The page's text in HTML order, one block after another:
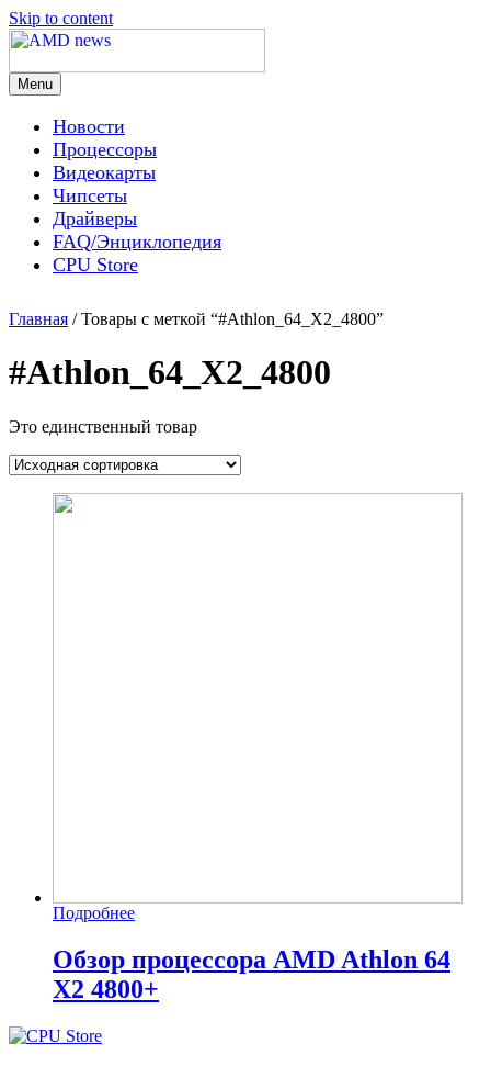
Skip to content
AMD news
Menu
Новости
Процессоры
Видеокарты
Чипсеты
Драйверы
FAQ/Энциклопедия
CPU Store
Главная / Товары с меткой “#Athlon_64_X2_4800”
#Athlon_64_X2_4800
Это единственный товар
Подробнее
Обзор процессора AMD Athlon 64
X2 4800+